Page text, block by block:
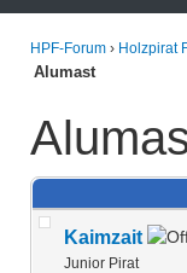
HPF-Forum › Holzpirat
Alumast
Kaimzait
Junior Pirat